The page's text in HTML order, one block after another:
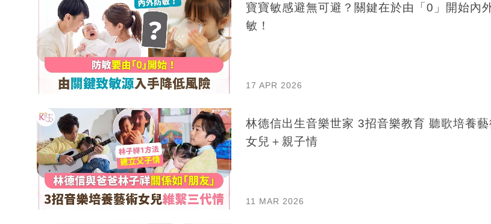
寶寶敏感避無可避？關鍵在於由「0」開始內
敏！
17 APR 2026
林德信出生音樂世家 3招音樂教育 聽歌培養藝
女兒＋親子情
11 MAR 2026